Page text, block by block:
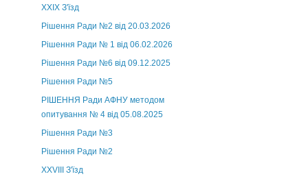
XXІХ З'їзд
Рішення Ради №2 від 20.03.2026
Рішення Ради № 1 від 06.02.2026
Рішення Ради №6 від 09.12.2025
Рішення Ради №5
РІШЕННЯ Ради АФНУ методом
опитування № 4 від 05.08.2025
Рішення Ради №3
Рішення Ради №2
XXVIII З'їзд